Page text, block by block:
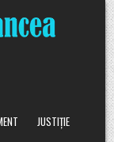
JUSTIȚIE